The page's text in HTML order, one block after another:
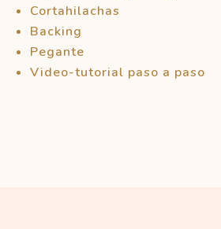
Cortahilachas
Backing
Pegante
Video-tutorial paso a paso